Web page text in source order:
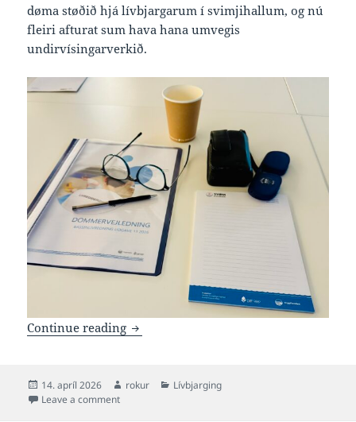
døma støðið hjá lívbjargarum í svimjihallum, og nú
fleiri afturat sum hava hana umvegis
undirvísingarverkið.
Continue reading Dagførdir lívbjargingardómarar hjá
Posted
on
14. apríl 2026 Author
rokur Categories
Lívbjarging
Leave a commenton Dagførdir lívbjargingardómarar hjá